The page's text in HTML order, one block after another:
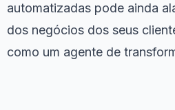
automatizadas pode ainda
dos negócios dos seus
como um agente de